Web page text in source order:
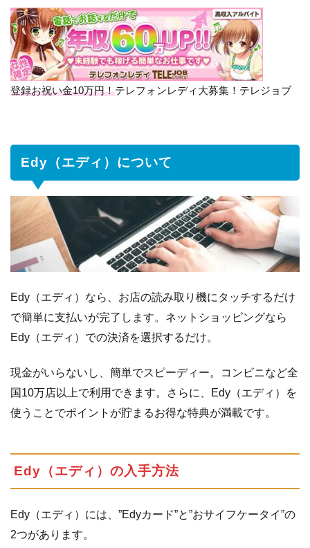
ディ）
につい
て
1.1 Edy（エ
ディ）
の入手
Edy
カ
1.2 Edy（エ
のチャ
ージ(入
金）に
1.3 Edy（エ
ディ）
のサー
登録お祝い金10万円！テレフォンレディ大募集！テレジョブ
Edy（エディ）について
Edy（エディ）なら、お店の読み取り機にタッチするだけ
で簡単に支払いが完了します。ネットショッピングなら
Edy（エディ）での決済を選択するだけ。
現金がいらないし、簡単でスピーディー。コンビニなど全
国10万店以上で利用できます。さらに、Edy（エディ）を
使うことでポイントが貯まるお得な特典が満載です。
Edy（エディ）の入手方法
Edy（エディ）には、”Edyカード”と”おサイフケータイ”の
2つがあります。